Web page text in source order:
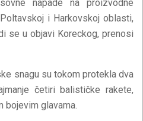
napade na proizvodne
i Harkovskoj oblasti,
se u objavi Koreckog, prenosi
snagu su tokom protekla dva
četiri balističke rakete,
bojevim glavama.